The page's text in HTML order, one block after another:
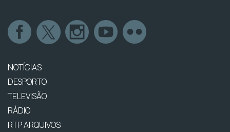
NOTÍCIAS
DESPORTO
TELEVISÃO
RÁDIO
RTP ARQUIVOS